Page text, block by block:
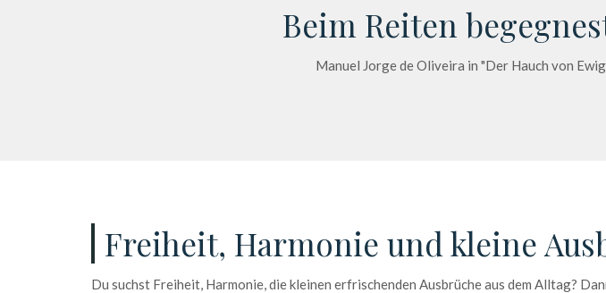
Beim Reiten
Manuel Jorge de Oliveira in "Der Hauch von
Freiheit, Harmonie und kleine
Du suchst Freiheit, Harmonie, die kleinen erfrischenden Ausbrüche aus dem Alltag?